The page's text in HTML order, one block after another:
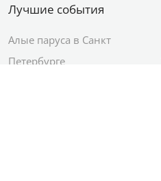
Лучшие события
Алые паруса в Санкт
Петербурге